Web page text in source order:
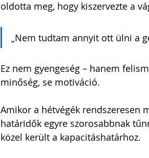
oldotta meg, hogy kiszervezte a
„Nem tudtam annyit ott ülni a
Ez nem gyengeség – hanem
minőség, se motiváció.
Amikor a hétvégék rendszeresen
határidők egyre szorosabbnak
közel került a kapacitáshatárhoz.